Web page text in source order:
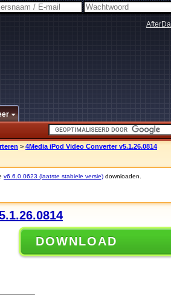
> 4Media iPod Video Converter v5.1.26.0814
v6.6.0.0623 (laatste stabiele versie) downloaden.
DOWNLOAD